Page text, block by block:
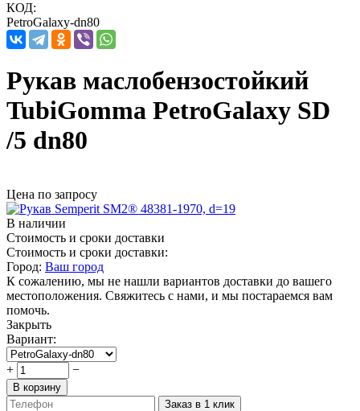
КОД:
PetroGalaxy-dn80
Рукав маслобензостойкий
TubiGomma PetroGalaxy SD
/5 dn80
Цена по запросу
В наличии
Стоимость и сроки доставки
Стоимость и сроки доставки:
Город: Ваш город
К сожалению, мы не нашли вариантов доставки до вашего
местоположения. Свяжитесь с нами, и мы постараемся вам
помочь.
Закрыть
Вариант:
+ −
В корзину
Заказ в 1 клик